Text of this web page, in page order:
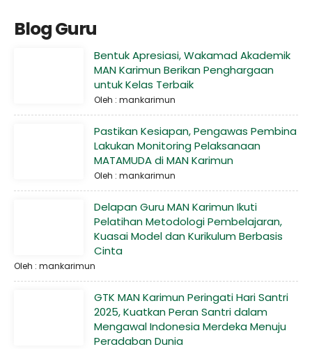
Blog Guru
Bentuk Apresiasi, Wakamad Akademik
MAN Karimun Berikan Penghargaan
untuk Kelas Terbaik
Oleh : mankarimun
Pastikan Kesiapan, Pengawas Pembina
Lakukan Monitoring Pelaksanaan
MATAMUDA di MAN Karimun
Oleh : mankarimun
Delapan Guru MAN Karimun Ikuti
Pelatihan Metodologi Pembelajaran,
Kuasai Model dan Kurikulum Berbasis
Cinta
Oleh : mankarimun
GTK MAN Karimun Peringati Hari Santri
2025, Kuatkan Peran Santri dalam
Mengawal Indonesia Merdeka Menuju
Peradaban Dunia